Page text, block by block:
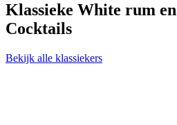
Klassieke White rum
Cocktails
Bekijk alle klassiekers